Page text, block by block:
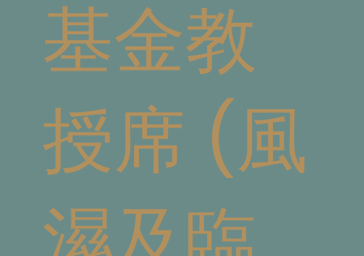
基金教
授席 (風